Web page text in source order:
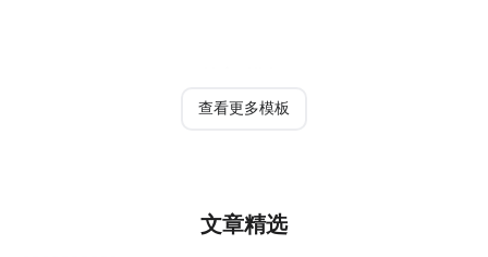
查看更多模板
文章精选